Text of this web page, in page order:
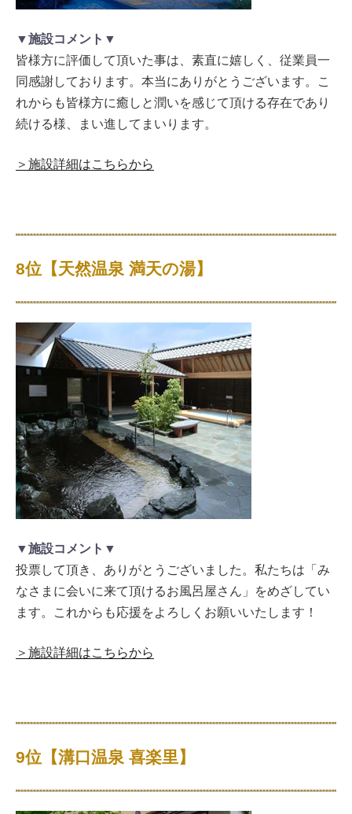
▼施設コメント▼
皆様方に評価して頂いた事は、素直に嬉しく、従業員一
同感謝しております。本当にありがとうございます。こ
れからも皆様方に癒しと潤いを感じて頂ける存在であり
続ける様、まい進してまいります。
＞施設詳細はこちらから
8位【天然温泉 満天の湯】
▼施設コメント▼
投票して頂き、ありがとうございました。私たちは「み
なさまに会いに来て頂けるお風呂屋さん」をめざしてい
ます。これからも応援をよろしくお願いいたします！
＞施設詳細はこちらから
9位【溝口温泉 喜楽里】